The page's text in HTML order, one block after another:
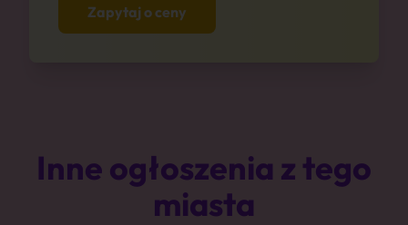
Zapytaj o ceny
Inne ogłoszenia z tego
miasta